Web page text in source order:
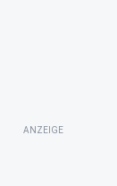
ANZEIGE